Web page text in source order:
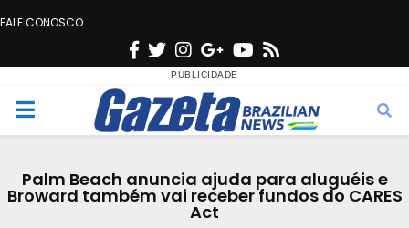
FALE CONOSCO
F
c
e
o
T
w
i
t
e
n
s
t
g
r
G
o
o
g
e
Y
u
t
b
s
M
n
Palm Beach anuncia ajuda para aluguéis e
Broward também vai receber fundos do CARES
Act